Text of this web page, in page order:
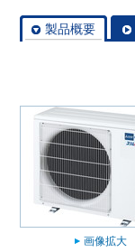
製品概要
画像拡大